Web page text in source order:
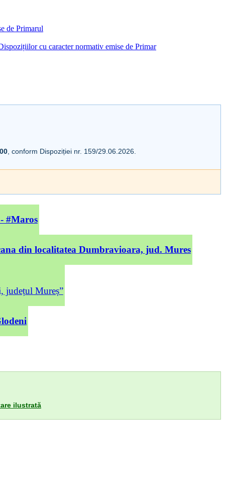
de Primarul
cu caracter normativ emise de Primar
, conform Dispoziției nr. 159/29.06.2026.
#Maros
din localitatea Dumbravioara, jud. Mures
județul Mureș”
ilustrată